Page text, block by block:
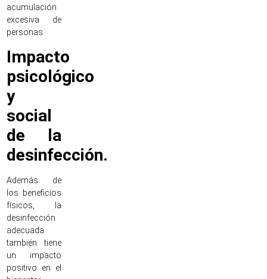
acumulación
excesiva de
personas.
Impacto
psicológico
y
social
de la
desinfección.
Además de
los beneficios
físicos, la
desinfección
adecuada
también tiene
un impacto
positivo en el